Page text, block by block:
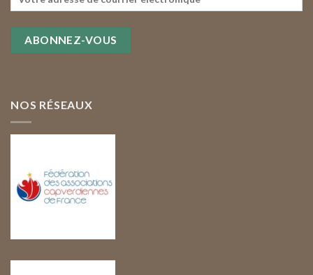
NOS RÉSEAUX